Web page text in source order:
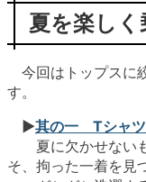
夏を楽し
今回はトップスに
す。
▶︎其の一 Tシャ
夏に欠かせないも
そ、拘った一着を見